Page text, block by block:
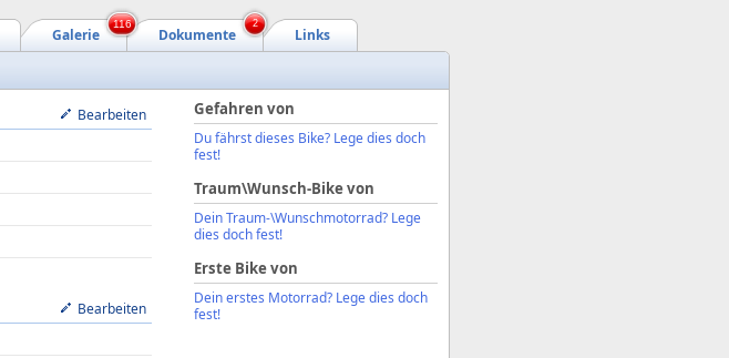
Links
Dokumente
Galerie
116 2
Bearbeiten
Bearbeiten
Gefahren von
Du fährst dieses Bike? Lege dies doch
fest!
Traum\Wunsch-Bike von
Dein Traum-\Wunschmotorrad? Lege
dies doch fest!
Erste Bike von
Dein erstes Motorrad? Lege dies doch
fest!